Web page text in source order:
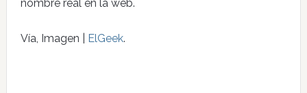
nombre real en la web.
Vía, Imagen | ElGeek.